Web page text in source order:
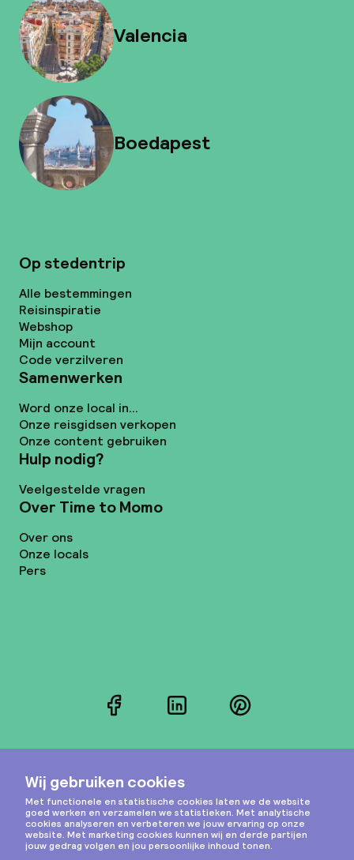
Valencia
Boedapest
Op stedentrip
Alle bestemmingen
Reisinspiratie
Webshop
Mijn account
Code verzilveren
Samenwerken
Word onze local in...
Onze reisgidsen verkopen
Onze content gebruiken
Hulp nodig?
Veelgestelde vragen
Over Time to Momo
Over ons
Onze locals
Pers
FacebookLinkedInPinterest
Instagram